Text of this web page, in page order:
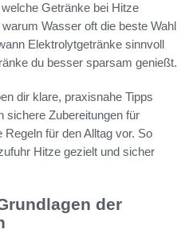
Getränke bei Hitze
Wasser oft die beste Wahl
Elektrolytgetränke sinnvoll
du besser sparsam genießt.
dir klare, praxisnahe Tipps
sichere Zubereitungen für
für den Alltag vor. So
Hitze gezielt und sicher
der